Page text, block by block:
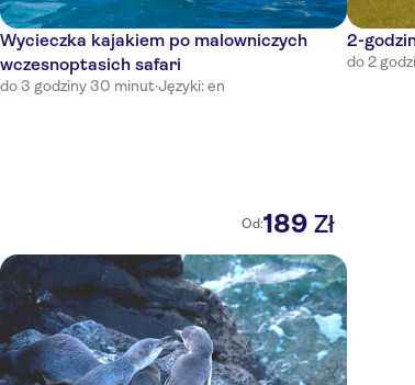
Wycieczka kajakiem po malowniczych
wczesnoptasich safari
do 3 godziny 30 minut·Języki: en
Od:189 Zł
2-
do 2